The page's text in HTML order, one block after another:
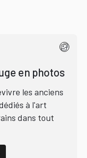
en photos
les anciens
à l'art
dans tout